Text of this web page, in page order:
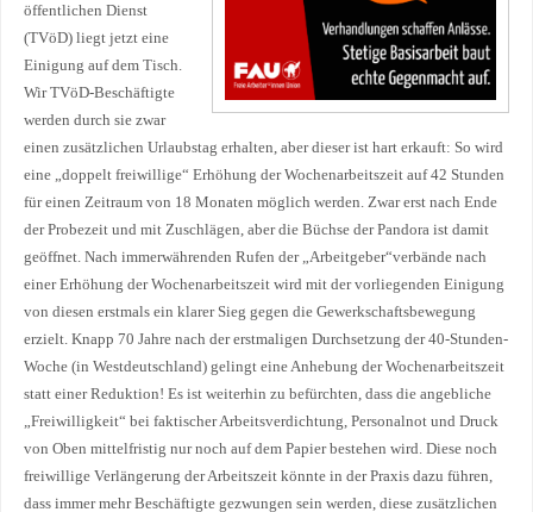
öffentlichen Dienst
(TVöD) liegt jetzt eine
Einigung auf dem Tisch.
Wir TVöD-Beschäftigte
werden durch sie zwar
einen zusätzlichen Urlaubstag erhalten, aber dieser ist hart erkauft: So wird
eine „doppelt freiwillige“ Erhöhung der Wochenarbeitszeit auf 42 Stunden
für einen Zeitraum von 18 Monaten möglich werden. Zwar erst nach Ende
der Probezeit und mit Zuschlägen, aber die Büchse der Pandora ist damit
geöffnet. Nach immerwährenden Rufen der „Arbeitgeber“verbände nach
einer Erhöhung der Wochenarbeitszeit wird mit der vorliegenden Einigung
von diesen erstmals ein klarer Sieg gegen die Gewerkschaftsbewegung
erzielt. Knapp 70 Jahre nach der erstmaligen Durchsetzung der 40-Stunden-
Woche (in Westdeutschland) gelingt eine Anhebung der Wochenarbeitszeit
statt einer Reduktion! Es ist weiterhin zu befürchten, dass die angebliche
„Freiwilligkeit“ bei faktischer Arbeitsverdichtung, Personalnot und Druck
von Oben mittelfristig nur noch auf dem Papier bestehen wird. Diese noch
freiwillige Verlängerung der Arbeitszeit könnte in der Praxis dazu führen,
dass immer mehr Beschäftigte gezwungen sein werden, diese zusätzlichen